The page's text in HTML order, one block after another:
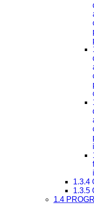
1.3.4
1.3.5
1.4